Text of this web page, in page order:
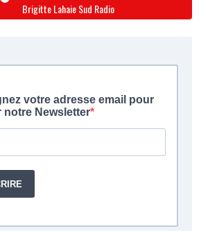
Brigitte Lahaie Sud Radio